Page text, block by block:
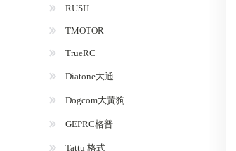
RUSH
TMOTOR
TrueRC
Diatone大通
Dogcom大黃狗
GEPRC格普
Tattu 格式